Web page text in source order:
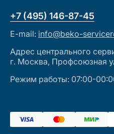
+7 (495) 146-87-45
E-mail: info@beko-
Адрес центрального
г. Москва, Профсоюзная
Режим работы: 07:00-